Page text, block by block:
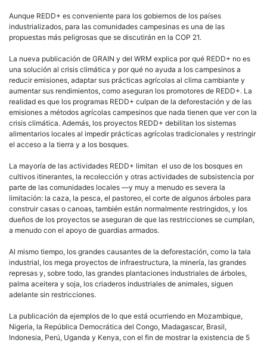
Aunque REDD+ es conveniente para los gobiernos de los países
industrializados, para las comunidades campesinas es una de las
propuestas más peligrosas que se discutirán en la COP 21.
La nueva publicación de GRAIN y del WRM explica por qué REDD+ no es
una solución al crisis climática y por qué no ayuda a los campesinos a
reducir emisiones, adaptar sus prácticas agrícolas al clima cambiante y
aumentar sus rendimientos, como aseguran los promotores de REDD+. La
realidad es que los programas REDD+ culpan de la deforestación y de las
emisiones a métodos agrícolas campesinos que nada tienen que ver con la
crisis climática. Además, los proyectos REDD+ debilitan los sistemas
alimentarios locales al impedir prácticas agrícolas tradicionales y restringir
el acceso a la tierra y a los bosques.
La mayoría de las actividades REDD+ limitan el uso de los bosques en
cultivos itinerantes, la recolección y otras actividades de subsistencia por
parte de las comunidades locales —y muy a menudo es severa la
limitación: la caza, la pesca, el pastoreo, el corte de algunos árboles para
construir casas o canoas, también están normalmente restringidos, y los
dueños de los proyectos se aseguran de que las restricciones se cumplan,
a menudo con el apoyo de guardias armados.
Al mismo tiempo, los grandes causantes de la deforestación, como la tala
industrial, los mega proyectos de infraestructura, la minería, las grandes
represas y, sobre todo, las grandes plantaciones industriales de árboles,
palma aceitera y soja, los criaderos industriales de animales, siguen
adelante sin restricciones.
La publicación da ejemplos de lo que está ocurriendo en Mozambique,
Nigeria, la República Democrática del Congo, Madagascar, Brasil,
Indonesia, Perú, Uganda y Kenya, con el fin de mostrar la existencia de 5